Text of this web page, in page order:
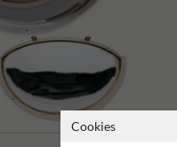
Cookies